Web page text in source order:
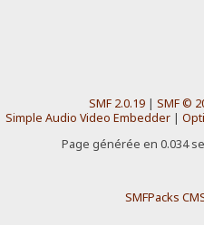
SMF 2.0.19| SMF ©
Simple Audio Video Embedder |
Page générée en 0.034
SMFPacks